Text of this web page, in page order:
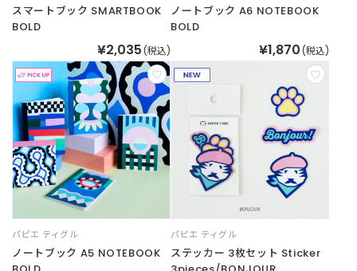
スマートブック SMARTBOOK
BOLD
¥2,035 (税込)
ノートブック A6 NOTEBOOK
BOLD
¥1,870 (税込)
パピエ ティグル
ノートブック A5 NOTEBOOK
パピエ ティグル
ステッカー 3枚セット Sticker